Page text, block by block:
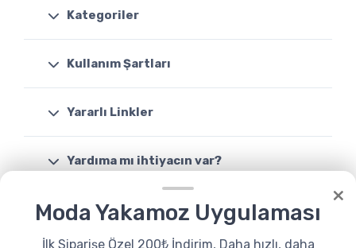
×
Moda Yakamoz Uygulaması
İlk Siparişe Özel 200₺ İndirim, Daha hızlı, daha
Kategoriler
Kullanım Şartları
Yararlı Linkler
Yardıma mı ihtiyacın var?
Destek 08503088046